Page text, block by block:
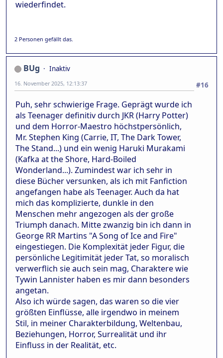
wiederfindet.
2 Personen gefällt das.
BUg
Inaktiv
#16
16. November 2025, 12:13:37
Puh, sehr schwierige Frage. Geprägt wurde ich
als Teenager definitiv durch JKR (Harry Potter)
und dem Horror-Maestro höchstpersönlich,
Mr. Stephen King (Carrie, IT, The Dark Tower,
The Stand...) und ein wenig Haruki Murakami
(Kafka at the Shore, Hard-Boiled
Wonderland...). Zumindest war ich sehr in
diese Bücher versunken, als ich mit Fanfiction
angefangen habe als Teenager. Auch da hat
mich das komplizierte, dunkle in den
Menschen mehr angezogen als der große
Triumph danach. Mitte zwanzig bin ich dann in
George RR Martins "A Song of Ice and Fire"
eingestiegen. Die Komplexität jeder Figur, die
persönliche Legitimität jeder Tat, so moralisch
verwerflich sie auch sein mag, Charaktere wie
Tywin Lannister haben es mir dann besonders
angetan.
Also ich würde sagen, das waren so die vier
größten Einflüsse, alle irgendwo in meinem
Stil, in meiner Charakterbildung, Weltenbau,
Beziehungen, Horror, Surrealität und ihr
Einfluss in der Realität, etc.